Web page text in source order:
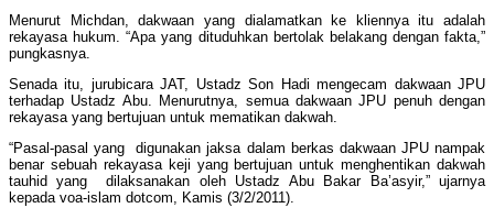
Menurut Michdan, dakwaan yang dialamatkan ke kliennya itu adalah
rekayasa hukum. “Apa yang dituduhkan bertolak belakang dengan fakta,”
pungkasnya.
Senada itu, jurubicara JAT, Ustadz Son Hadi mengecam dakwaan JPU
terhadap Ustadz Abu. Menurutnya, semua dakwaan JPU penuh dengan
rekayasa yang bertujuan untuk mematikan dakwah.
“Pasal-pasal yang digunakan jaksa dalam berkas dakwaan JPU nampak
benar sebuah rekayasa keji yang bertujuan untuk menghentikan dakwah
tauhid yang dilaksanakan oleh Ustadz Abu Bakar Ba’asyir,” ujarnya
kepada voa-islam dotcom, Kamis (3/2/2011).